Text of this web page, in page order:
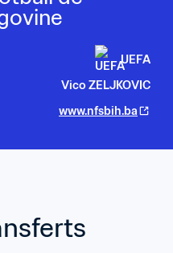
UEFA
Vico ZELJKOVIC
www.nfsbih.ba